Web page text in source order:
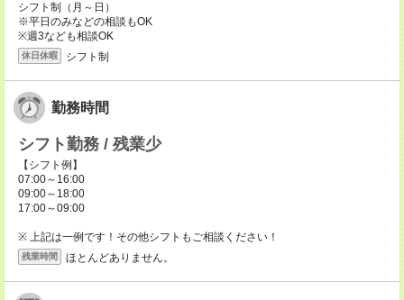
シフト制（月～日）
※平日のみなどの相談もOK
※週3なども相談OK
休日休暇 シフト制
勤務時間
シフト勤務 / 残業少
【シフト例】
07:00～16:00
09:00～18:00
17:00～09:00
※ 上記は一例です！その他シフトもご相談ください！
残業時間 ほとんどありません。